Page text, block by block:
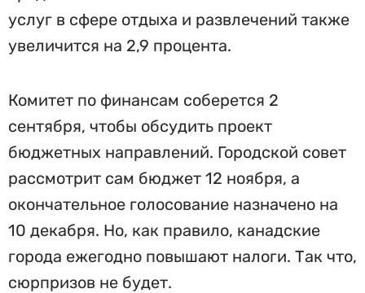
услуг в сфере отдыха и развлечений также
увеличится на 2,9 процента.
Комитет по финансам соберется 2
сентября, чтобы обсудить проект
бюджетных направлений. Городской совет
рассмотрит сам бюджет 12 ноября, а
окончательное голосование назначено на
10 декабря. Но, как правило, канадские
города ежегодно повышают налоги. Так что,
сюрпризов не будет.